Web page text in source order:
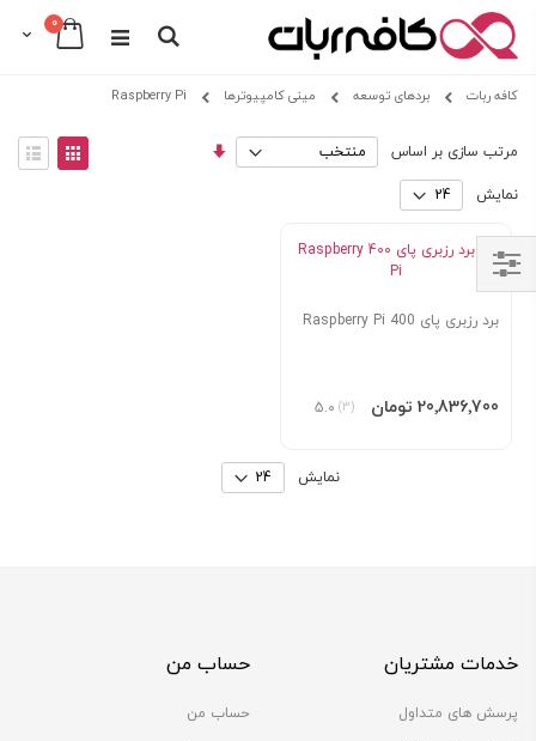
Cart0
Search
to
کافه ربات بردهای توسعه مینی کامپیوترها Raspberry Pi
مرتب سازی بر اساس
مرتب
View
as
نمایش
برد رزبری پای 400 Raspberry Pi
5.0 (3) ‎20٬836٬700 تومان
افزودن به سبد
نمایش
Shop
By
خدمات مشتریان
پرسش های متداول
حساب من
حساب من